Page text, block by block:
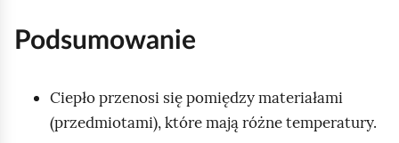
Podsumowanie
Ciepło przenosi się pomiędzy materiałami
(przedmiotami), które mają różne temperatury.